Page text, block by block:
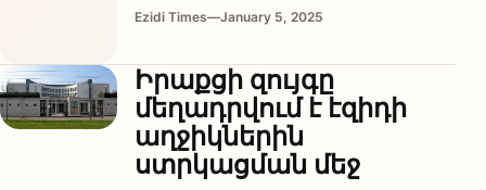
Ezidi Times—January 5, 2025
Իրաքցի զույգը
մեղադրվում է էզիդի
աղջիկներին
ստրկացման մեջ